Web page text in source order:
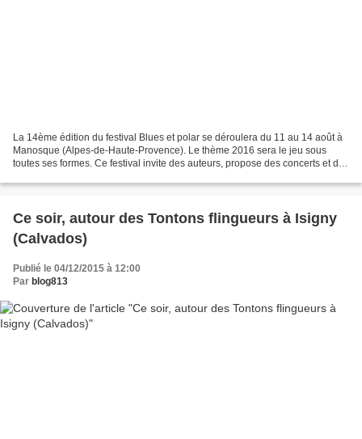
La 14ème édition du festival Blues et polar se déroulera du 11 au 14 août à
Manosque (Alpes-de-Haute-Provence). Le thème 2016 sera le jeu sous
toutes ses formes. Ce festival invite des auteurs, propose des concerts et des
Ce soir, autour des Tontons flingueurs à Isigny
(Calvados)
Publié le 04/12/2015 à 12:00
Par blog813